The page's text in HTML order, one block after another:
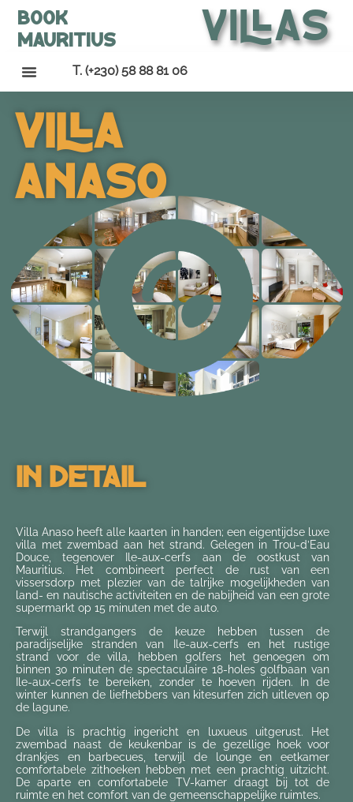
Book
Mauritius
Villas
T. (+230) 58 88 81 06
Villa
Anaso
In Detail
Villa Anaso heeft alle kaarten in handen; een eigentijdse luxe
villa met zwembad aan het strand. Gelegen in Trou-d’Eau
Douce, tegenover Ile-aux-cerfs aan de oostkust van
Mauritius. Het combineert perfect de rust van een
vissersdorp met plezier van de talrijke mogelijkheden van
land- en nautische activiteiten en de nabijheid van een grote
supermarkt op 15 minuten met de auto.
Terwijl strandgangers de keuze hebben tussen de
paradijselijke stranden van Ile-aux-cerfs en het rustige
strand voor de villa, hebben golfers het genoegen om
binnen 30 minuten de spectaculaire 18-holes golfbaan van
Ile-aux-cerfs te bereiken, zonder te hoeven rijden. In de
winter kunnen de liefhebbers van kitesurfen zich uitleven op
de lagune.
De villa is prachtig ingericht en luxueus uitgerust. Het
zwembad naast de keukenbar is de gezellige hoek voor
drankjes en barbecues, terwijl de lounge en eetkamer
comfortabele zithoeken hebben met een prachtig uitzicht.
De aparte en comfortabele TV-kamer draagt bij tot de
ruimte en het comfort van de gemeenschappelijke ruimtes.